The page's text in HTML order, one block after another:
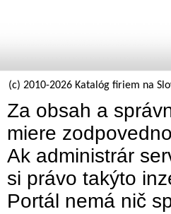
(c) 2010-2026 Katalóg firiem na
Za obsah a
miere
Ak administrár
si právo takýto
Portál nemá nič